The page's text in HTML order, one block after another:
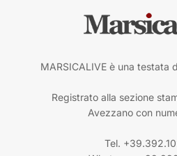
MARSICALIVE è una testata
Registrato alla sezione
Avezzano con
Tel.